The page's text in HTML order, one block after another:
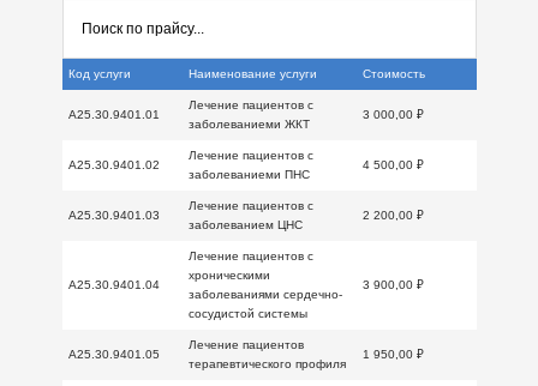
Код услуги Наименование услуги Стоимость
A25.30.9401.01
Лечение пациентов с
заболеваниеми ЖКТ
3 000,00 ₽
A25.30.9401.02
Лечение пациентов с
заболеваниеми ПНС
4 500,00 ₽
A25.30.9401.03
Лечение пациентов с
заболеванием ЦНС
2 200,00 ₽
A25.30.9401.04
Лечение пациентов с
хроническими
заболеваниями сердечно-
сосудистой системы
3 900,00 ₽
A25.30.9401.05
Лечение пациентов
терапевтического профиля
1 950,00 ₽